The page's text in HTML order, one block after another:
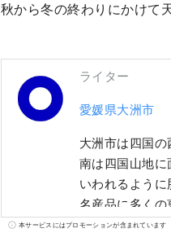
秋から冬の終わりにかけて
ライター
愛媛県大洲市
大洲市は四国の
南は四国山地
いわれるように
名産品に多く
名残が、肱川の
本サービスにはプロモーションが含まれています